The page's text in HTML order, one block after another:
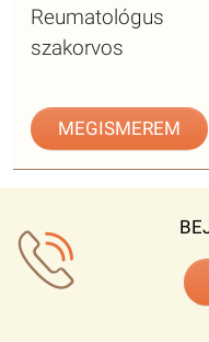
Reumatológus
szakorvos
MEGISMEREM